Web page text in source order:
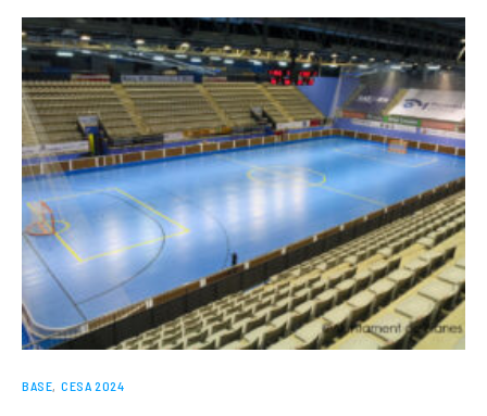
BASE CESA 2024